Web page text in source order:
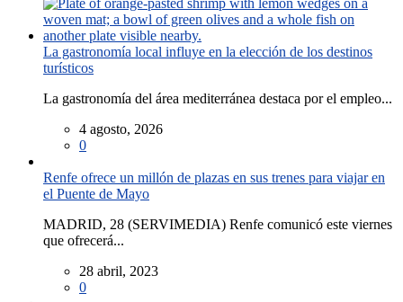
La gastronomía local influye en la elección de los destinos
turísticos
La gastronomía del área mediterránea destaca por el empleo...
4 agosto, 2026
0
Renfe ofrece un millón de plazas en sus trenes para viajar en
el Puente de Mayo
MADRID, 28 (SERVIMEDIA) Renfe comunicó este viernes
que ofrecerá...
28 abril, 2023
0